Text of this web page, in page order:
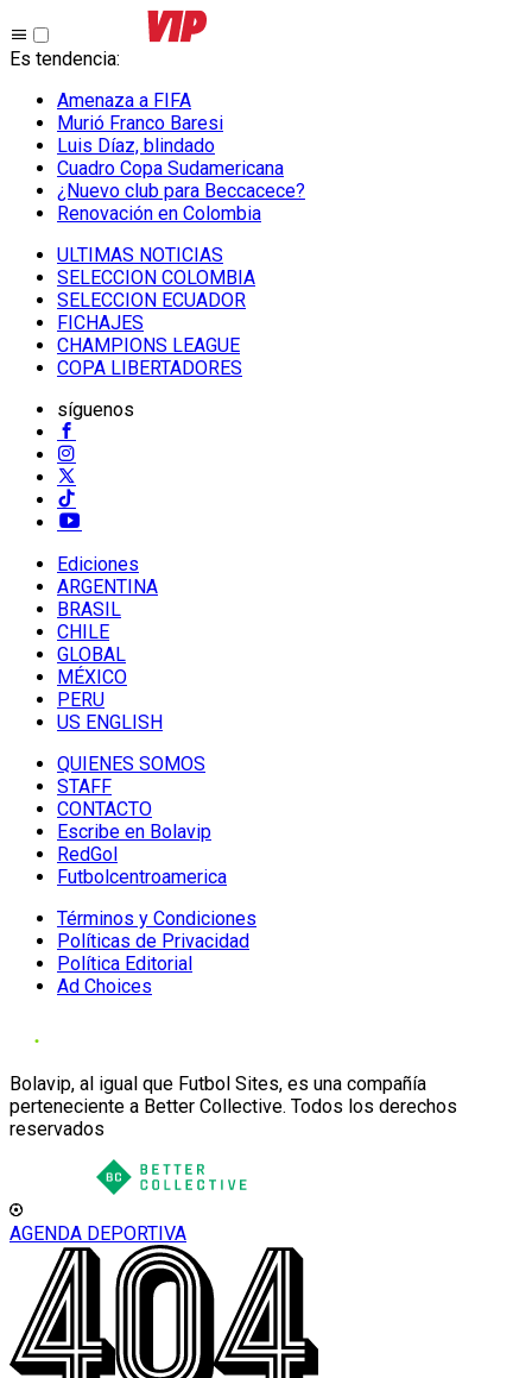
Es tendencia:
Amenaza a FIFA
Murió Franco Baresi
Luis Díaz, blindado
Cuadro Copa Sudamericana
¿Nuevo club para Beccacece?
Renovación en Colombia
ULTIMAS NOTICIAS
SELECCION COLOMBIA
SELECCION ECUADOR
FICHAJES
CHAMPIONS LEAGUE
COPA LIBERTADORES
síguenos
Ediciones
ARGENTINA
BRASIL
CHILE
GLOBAL
MÉXICO
PERU
US ENGLISH
QUIENES SOMOS
STAFF
CONTACTO
Escribe en Bolavip
RedGol
Futbolcentroamerica
Términos y Condiciones
Políticas de Privacidad
Política Editorial
Ad Choices
Bolavip, al igual que Futbol Sites, es una compañía
perteneciente a Better Collective. Todos los derechos
reservados
AGENDA DEPORTIVA